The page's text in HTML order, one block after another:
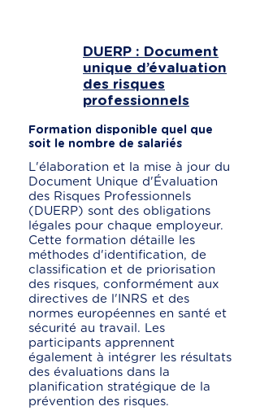
DUERP : Document
unique d’évaluation
des risques
professionnels
Formation disponible quel que
soit le nombre de salariés
L'élaboration et la mise à jour du
Document Unique d'Évaluation
des Risques Professionnels
(DUERP) sont des obligations
légales pour chaque employeur.
Cette formation détaille les
méthodes d'identification, de
classification et de priorisation
des risques, conformément aux
directives de l'INRS et des
normes européennes en santé et
sécurité au travail. Les
participants apprennent
également à intégrer les résultats
des évaluations dans la
planification stratégique de la
prévention des risques.